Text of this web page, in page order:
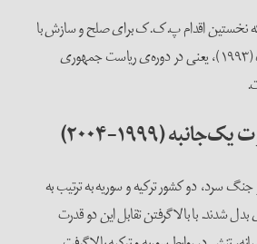
نخستین اقدام پ.ک.ک برای صلح و سازش با
دولت ترکیه در همین دوره (۱۹۹۳)، یعنی در دوره‌ی ریاست جمهوری
(۱۹۹۹-۲۰۰۴)
در بستر جنگ سرد، دو کشور ترکیه و سوریه به ترتیب به
شدند. با بالاگرفتن تقابل این دو قدرت